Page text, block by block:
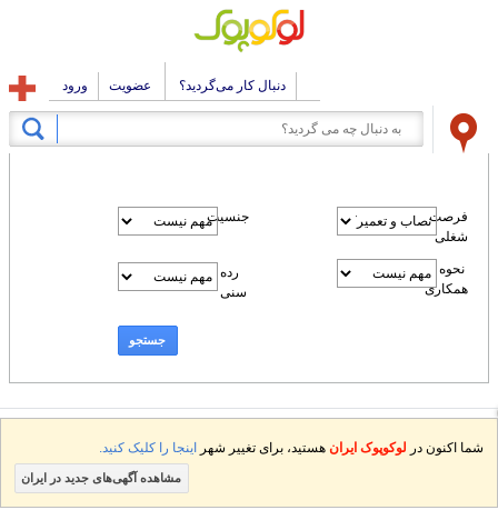
دنبال کار می‌گردید؟ عضویت ورود
فرصت
شغلی
نحوه
همکاری
جنسیت
رده
سنی
جستجو
شما اکنون در لوکوپوک ایران هستید، برای تغییر شهر اینجا را کلیک کنید.
مشاهده آگهی‌های جدید در ایران